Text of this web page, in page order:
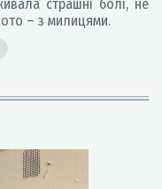
страшні болі, не
– з милицями.